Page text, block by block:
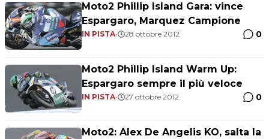
Moto2 Phillip Island Gara: vince
Espargaro, Marquez Campione
IN PISTA• 28 ottobre 2012 0
Moto2 Phillip Island Warm Up:
Espargaro sempre il più veloce
IN PISTA• 27 ottobre 2012 0
Moto2: Alex De Angelis KO, salta la